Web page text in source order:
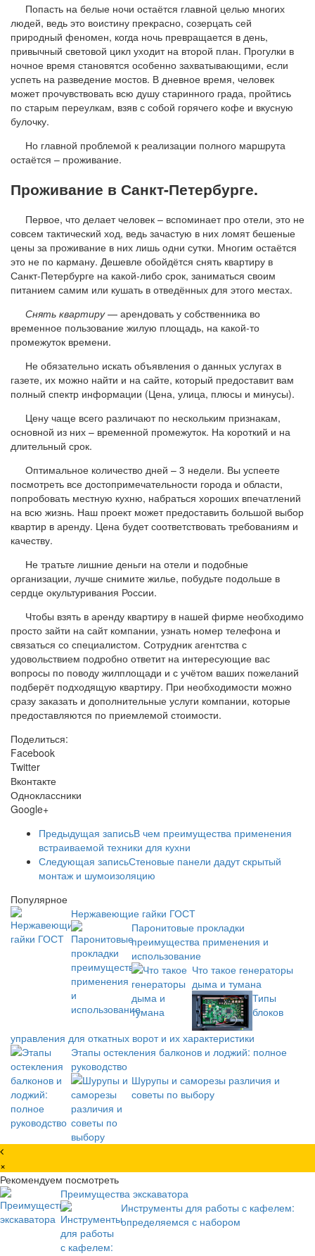
Попасть на белые ночи остаётся главной целью многих
людей, ведь это воистину прекрасно, созерцать сей
природный феномен, когда ночь превращается в день,
привычный световой цикл уходит на второй план. Прогулки в
ночное время становятся особенно захватывающими, если
успеть на разведение мостов. В дневное время, человек
может прочувствовать всю душу старинного града, пройтись
по старым переулкам, взяв с собой горячего кофе и вкусную
булочку.
Но главной проблемой к реализации полного маршрута
остаётся – проживание.
Проживание в Санкт-Петербурге.
Первое, что делает человек – вспоминает про отели, это не
совсем тактический ход, ведь зачастую в них ломят бешеные
цены за проживание в них лишь одни сутки. Многим остаётся
это не по карману. Дешевле обойдётся снять квартиру в
Санкт-Петербурге на какой-либо срок, заниматься своим
питанием самим или кушать в отведённых для этого местах.
Снять квартиру— арендовать у собственника во
временное пользование жилую площадь, на какой-то
промежуток времени.
Не обязательно искать объявления о данных услугах в
газете, их можно найти и на сайте, который предоставит вам
полный спектр информации (Цена, улица, плюсы и минусы).
Цену чаще всего различают по нескольким признакам,
основной из них – временной промежуток. На короткий и на
длительный срок.
Оптимальное количество дней – 3 недели. Вы успеете
посмотреть все достопримечательности города и области,
попробовать местную кухню, набраться хороших впечатлений
на всю жизнь. Наш проект может предоставить большой выбор
квартир в аренду. Цена будет соответствовать требованиям и
качеству.
Не тратьте лишние деньги на отели и подобные
организации, лучше снимите жилье, побудьте подольше в
сердце окультуривания России.
Чтобы взять в аренду квартиру в нашей фирме необходимо
просто зайти на сайт компании, узнать номер телефона и
связаться со специалистом. Сотрудник агентства с
удовольствием подробно ответит на интересующие вас
вопросы по поводу жилплощади и с учётом ваших пожеланий
подберёт подходящую квартиру. При необходимости можно
сразу заказать и дополнительные услуги компании, которые
предоставляются по приемлемой стоимости.
Поделиться:
Facebook
Twitter
Вконтакте
Одноклассники
Google+
Предыдущая записьВ чем преимущества применения
встраиваемой техники для кухни
Следующая записьСтеновые панели дадут скрытый
монтаж и шумоизоляцию
Популярное
Нержавеющие гайки ГОСТ
Паронитовые прокладки
преимущества применения и
использование
Что такое генераторы
дыма и тумана
Типы
блоков
управления для откатных ворот и их характеристики
Этапы остекления балконов и лоджий: полное
руководство
Шурупы и саморезы различия и
советы по выбору
×
Рекомендуем посмотреть
Преимущества экскаватора
Инструменты для работы с кафелем:
определяемся с набором